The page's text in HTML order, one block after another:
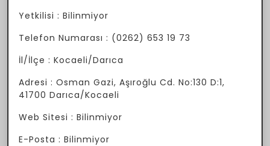
Yetkilisi : Bilinmiyor
Telefon Numarası : (0262) 653 19 73
İl/İlçe : Kocaeli/Darıca
Adresi : Osman Gazi, Aşıroğlu Cd. No:130 D:1,
41700 Darıca/Kocaeli
Web Sitesi : Bilinmiyor
E-Posta : Bilinmiyor